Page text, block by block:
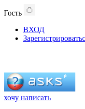
Гость
ВХОД
хочу написать